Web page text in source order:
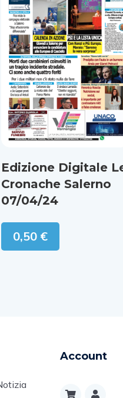
Edizione Digitale
Cronache Salerno
07/04/24
0,50 €
Account